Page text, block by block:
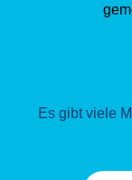
Es gibt viele